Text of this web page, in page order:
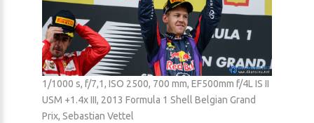
1/1000 s, f/7,1, ISO 2500, 700 mm, EF500mm f/4L IS II
USM +1.4x III, 2013 Formula 1 Shell Belgian Grand
Prix, Sebastian Vettel